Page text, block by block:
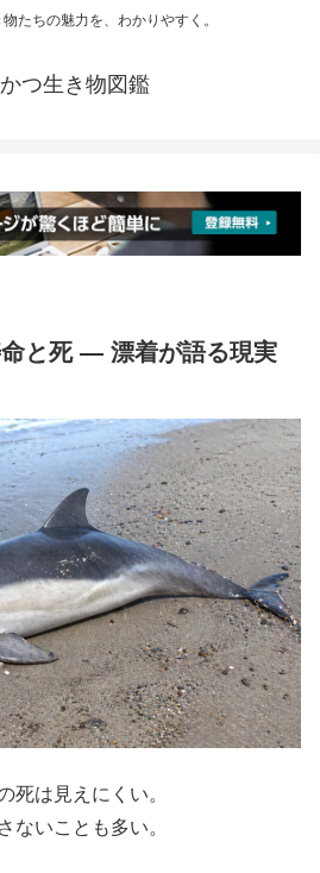
たちの魅力を、わかりやすく。
つ生き物図鑑
と死 ― 漂着が語る現実
死は見えにくい。
ないことも多い。